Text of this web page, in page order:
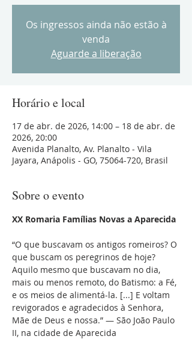
Os ingressos ainda não estão à
venda
Aguarde a liberação
Horário e local
17 de abr. de 2026, 14:00 – 18 de abr. de
2026, 20:00
Avenida Planalto, Av. Planalto - Vila
Jayara, Anápolis - GO, 75064-720, Brasil
Sobre o evento
XX Romaria Famílias Novas a Aparecida
“O que buscavam os antigos romeiros? O
que buscam os peregrinos de hoje?
Aquilo mesmo que buscavam no dia,
mais ou menos remoto, do Batismo: a Fé,
e os meios de alimentá-la. [...] E voltam
revigorados e agradecidos à Senhora,
Mãe de Deus e nossa.” — São João Paulo
II, na cidade de Aparecida